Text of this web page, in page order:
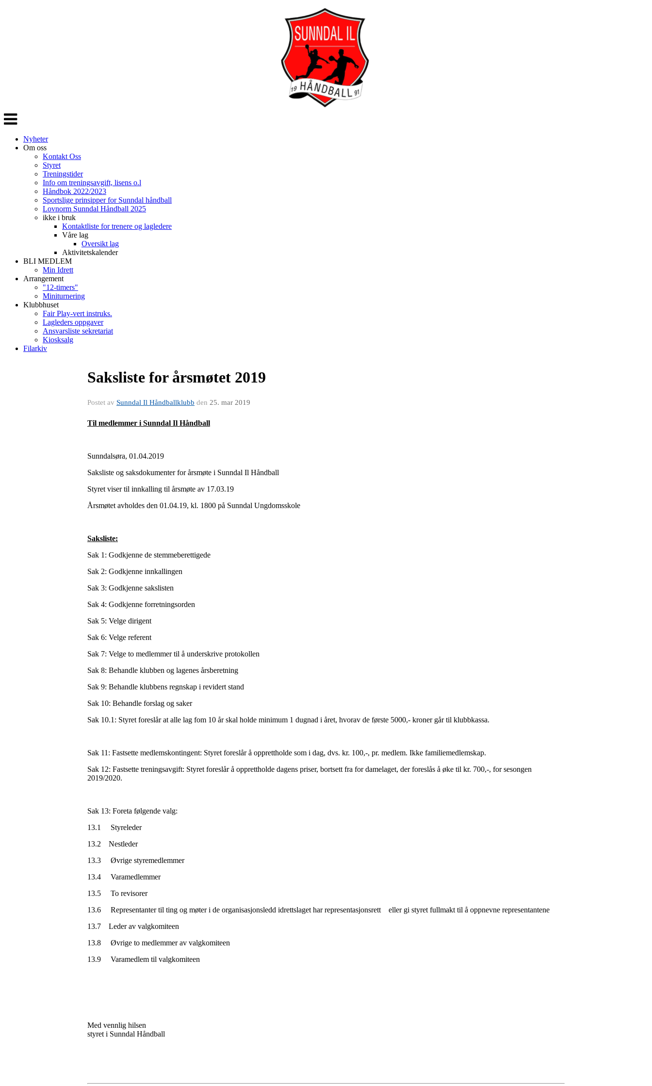
Veksle
navigasjon
Nyheter
Om oss
Kontakt Oss
Styret
Treningstider
Info om treningsavgift, lisens o.l
Håndbok 2022/2023
Sportslige prinsipper for Sunndal håndball
Lovnorm Sunndal Håndball 2025
ikke i bruk
Kontaktliste for trenere og lagledere
Våre lag
Oversikt lag
Aktivitetskalender
BLI MEDLEM
Min Idrett
Arrangement
"12-timers"
Miniturnering
Klubbhuset
Fair Play-vert instruks.
Lagleders oppgaver
Ansvarsliste sekretariat
Kiosksalg
Filarkiv
Saksliste for årsmøtet 2019
Postet av Sunndal Il Håndballklubb den 25. mar 2019
Til medlemmer i Sunndal Il Håndball
Sunndalsøra, 01.04.2019
Saksliste og saksdokumenter for årsmøte i Sunndal Il Håndball
Styret viser til innkalling til årsmøte av 17.03.19
Årsmøtet avholdes den 01.04.19, kl. 1800 på Sunndal Ungdomsskole
Saksliste:
Sak 1: Godkjenne de stemmeberettigede
Sak 2: Godkjenne innkallingen
Sak 3: Godkjenne sakslisten
Sak 4: Godkjenne forretningsorden
Sak 5: Velge dirigent
Sak 6: Velge referent
Sak 7: Velge to medlemmer til å underskrive protokollen
Sak 8: Behandle klubben og lagenes årsberetning
Sak 9: Behandle klubbens regnskap i revidert stand
Sak 10: Behandle forslag og saker
Sak 10.1: Styret foreslår at alle lag fom 10 år skal holde minimum 1 dugnad i året, hvorav de første 5000,- kroner går til klubbkassa.
Sak 11: Fastsette medlemskontingent: Styret foreslår å opprettholde som i dag, dvs. kr. 100,-, pr. medlem. Ikke familiemedlemskap.
Sak 12: Fastsette treningsavgift: Styret foreslår å opprettholde dagens priser, bortsett fra for damelaget, der foreslås å øke til kr. 700,-, for sesongen
2019/2020.
Sak 13: Foreta følgende valg:
13.1 Styreleder
13.2 Nestleder
13.3 Øvrige styremedlemmer
13.4 Varamedlemmer
13.5 To revisorer
13.6 Representanter til ting og møter i de organisasjonsledd idrettslaget har representasjonsrett eller gi styret fullmakt til å oppnevne representantene
13.7 Leder av valgkomiteen
13.8 Øvrige to medlemmer av valgkomiteen
13.9 Varamedlem til valgkomiteen
Med vennlig hilsen
styret i Sunndal Håndball